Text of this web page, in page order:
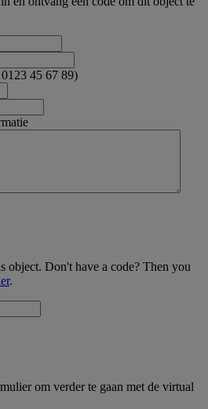
45 67 89)
object. Don't have a code? Then you
.
om verder te gaan met de virtual